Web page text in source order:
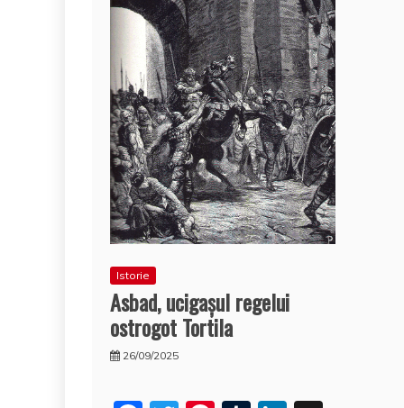
Istorie
Asbad, ucigaşul regelui
ostrogot Tortila
26/09/2025